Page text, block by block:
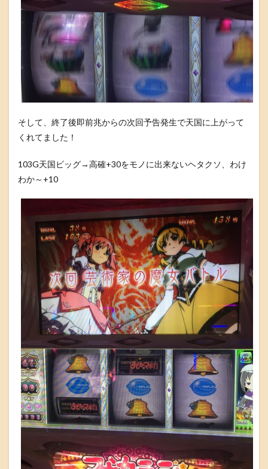
そして、終了後即前兆からの次回予告発生で天国に上がって
くれてました！
103G天国ビッグ→高確+30をモノに出来ないヘタクソ、わけ
わか～+10